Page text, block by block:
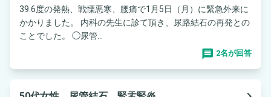
39.6度の発熱、戦慄悪寒、腰痛で1月5日（月）に緊急外来に
かかりました。 内科の先生に診て頂き、尿路結石の再発との
ことでした。 ◯尿管...
2名が回答